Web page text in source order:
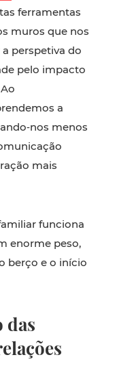
ferramentas
muros que nos
perspetiva do
pelo impacto
a
menos
mais
funciona
enorme peso,
berço e o início
das